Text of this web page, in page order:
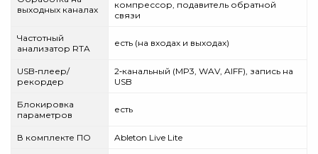
выходных каналах
компрессор, подавитель обратной
связи
Частотный
анализатор RTA
есть (на входах и выходах)
USB‑плеер/
рекордер
2‑канальный (MP3, WAV, AIFF), запись на
USB
Блокировка
параметров
есть
В комплекте ПО Ableton Live Lite